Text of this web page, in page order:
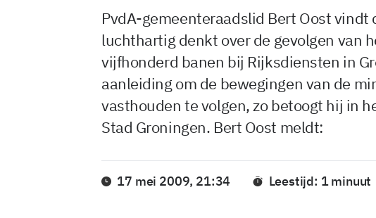
PvdA-gemeenteraadslid Bert Oost vindt
luchthartig denkt over de gevolgen van
vijfhonderd banen bij Rijksdiensten in
aanleiding om de bewegingen van de
vasthouden te volgen, zo betoogt hij in
Stad Groningen. Bert Oost meldt:
17 mei 2009, 21:34 Leestijd: 1 minuut